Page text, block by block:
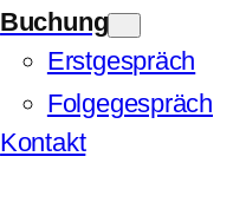
Buchung
Erstgespräch
Folgegespräch
Kontakt